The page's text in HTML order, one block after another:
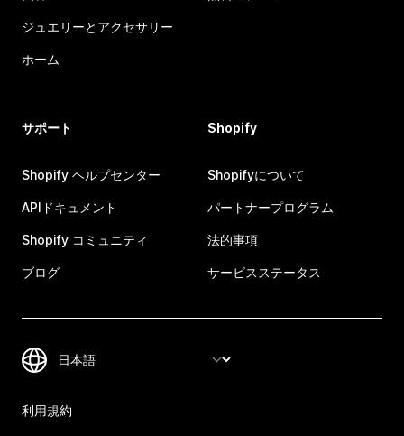
ジュエリーとアクセサリー
ホーム
サポート
Shopify ヘルプセンター
APIドキュメント
Shopify コミュニティ
ブログ
Shopify
Shopifyについて
パートナープログラム
法的事項
サービスステータス
利用規約